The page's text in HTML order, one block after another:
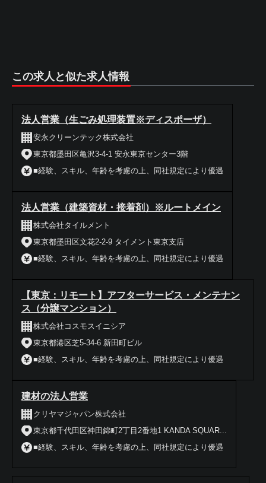
この求人と似た求人情報
法人営業（生ごみ処理装置※ディスポーザ）
安永クリーンテック株式会社
東京都墨田区亀沢3-4-1 安永東京センター3階
■経験、スキル、年齢を考慮の上、同社規定により優遇
法人営業（建築資材・接着剤）※ルートメイン
株式会社タイルメント
東京都墨田区文花2-2-9 タイメント東京支店
■経験、スキル、年齢を考慮の上、同社規定により優遇
【東京：リモート】アフターサービス・メンテナン
ス（分譲マンション）
株式会社コスモスイニシア
東京都港区芝5-34-6 新田町ビル
■経験、スキル、年齢を考慮の上、同社規定により優遇
建材の法人営業
クリヤマジャパン株式会社
東京都千代田区神田錦町2丁目2番地1 KANDA SQUAR...
■経験、スキル、年齢を考慮の上、同社規定により優遇